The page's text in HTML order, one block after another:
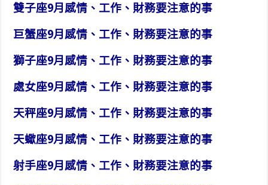
雙子座9月感情、工作、財務要注意的事
巨蟹座9月感情、工作、財務要注意的事
獅子座9月感情、工作、財務要注意的事
處女座9月感情、工作、財務要注意的事
天秤座9月感情、工作、財務要注意的事
天蠍座9月感情、工作、財務要注意的事
射手座9月感情、工作、財務要注意的事